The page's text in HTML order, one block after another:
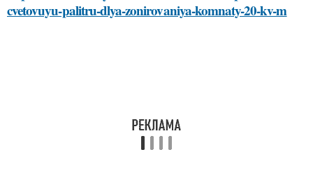
cvetovuyu-palitru-dlya-zonirovaniya-komnaty-20-kv-m